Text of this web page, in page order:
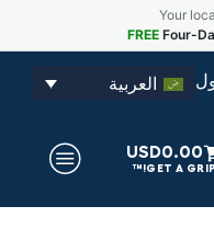
Your
FREE Four-
العربية
USD0.00